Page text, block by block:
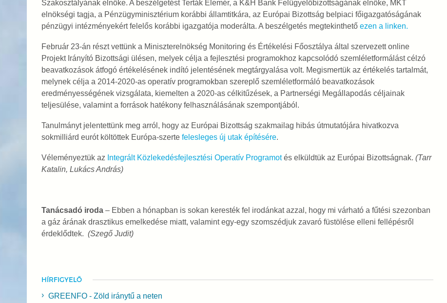
Szakosztályának elnöke. A beszélgetést Terták Elemér, a K&H Bank Felügyelőbizottságának elnöke, MKT
elnökségi tagja, a Pénzügyminisztérium korábbi államtitkára, az Európai Bizottság belpiaci főigazgatóságának
pénzügyi intézményekért felelős korábbi igazgatója moderálta. A beszélgetés megtekinthető ezen a linken.
Február 23-án részt vettünk a Miniszterelnökség Monitoring és Értékelési Főosztálya által szervezett online
Projekt Irányító Bizottsági ülésen, melyek célja a fejlesztési programokhoz kapcsolódó szemléletformálást célzó
beavatkozások átfogó értékelésének indító jelentésének megtárgyalása volt. Megismertük az értékelés tartalmát,
melynek célja a 2014-2020-as operatív programokban szereplő szemléletformáló beavatkozások
eredményességének vizsgálata, kiemelten a 2020-as célkitűzések, a Partnerségi Megállapodás céljainak
teljesülése, valamint a források hatékony felhasználásának szempontjából.
Tanulmányt jelentettünk meg arról, hogy az Európai Bizottság szakmailag hibás útmutatójára hivatkozva
sokmilliárd eurót költöttek Európa-szerte felesleges új utak építésére.
Véleményeztük az Integrált Közlekedésfejlesztési Operatív Programotés elküldtük az Európai Bizottságnak. (Tarr
Katalin, Lukács András)
Tanácsadó iroda– Ebben a hónapban is sokan keresték fel irodánkat azzal, hogy mi várható a fűtési szezonban
a gáz árának drasztikus emelkedése miatt, valamint egy-egy szomszédjuk zavaró füstölése elleni fellépésről
érdeklődtek. (Szegő Judit)
HÍRFIGYELŐ
GREENFO - Zöld iránytű a neten